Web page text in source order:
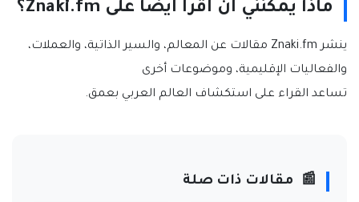
ماذا يمكنني أن أقرأ أيضًا على Znaki.fm؟
ينشر Znaki.fm مقالات عن المعالم، والسير الذاتية، والعملات،
والفعاليات الإقليمية، وموضوعات أخرى
تساعد القراء على استكشاف العالم العربي بعمق.
📰 مقالات ذات صلة